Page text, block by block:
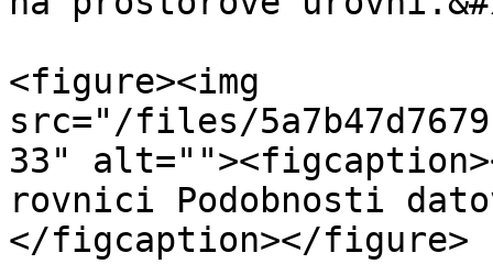
<figure><img
src="/files/
33"
rovnici Podobnosti
</figcaption></figure>